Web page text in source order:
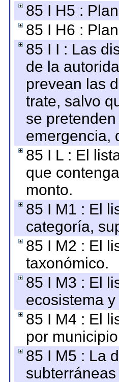
85 I H5 :
85 I H6 :
85 I I : Las
de la
prevean las
trate, salvo
se
emergencia,
85 I L : El
que
monto.
85 I M1 : El
categoría,
85 I M2 : El
taxonómico.
85 I M3 : El
ecosistema
85 I M4 : El
por
85 I M5 : La